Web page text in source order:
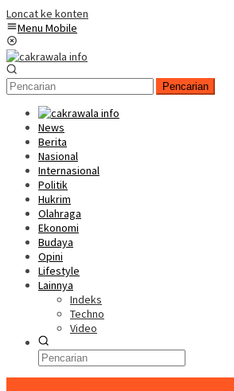
Loncat ke konten
Menu Mobile
Pencarian
News
Berita
Nasional
Internasional
Politik
Hukrim
Olahraga
Ekonomi
Budaya
Opini
Lifestyle
Lainnya
Indeks
Techno
Video